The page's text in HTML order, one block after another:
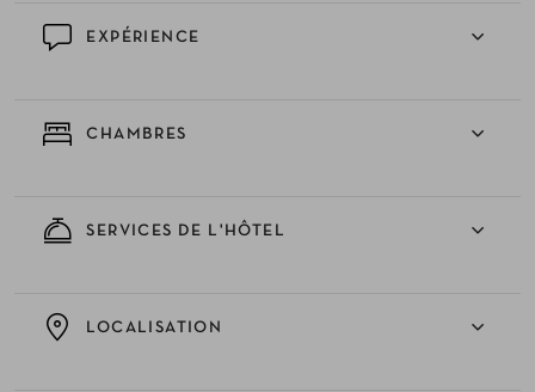
EXPÉRIENCE
CHAMBRES
SERVICES DE L'HÔTEL
LOCALISATION